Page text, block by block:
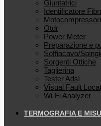
Giuntatrici
Identificatore
Otdr
Power Meter
Preparazione e
Soffiacavo/
Sorgenti Ottiche
Taglierina
Tester Adsl
Visual Fault
Wi-Fi Analyzer
TERMOGRAFIA E